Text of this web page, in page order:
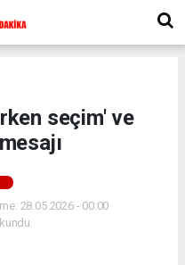
seçim' ve
28.05.2026 - 00:00